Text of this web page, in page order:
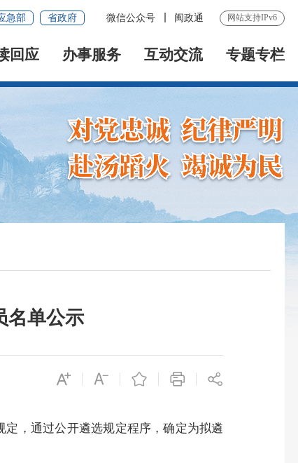
急部 省政府 微信公众号 闽政通 网站支持IPv6
回应 办事服务 互动交流 专题专栏
名单公示
，通过公开遴选规定程序，确定为拟遴